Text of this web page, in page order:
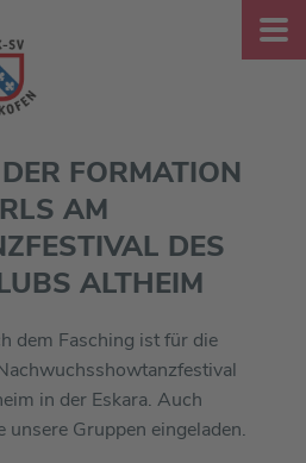
FORMATION
AM
DES
ALTHEIM
dem Fasching ist für die
in der Eskara. Auch
unsere Gruppen eingeladen.